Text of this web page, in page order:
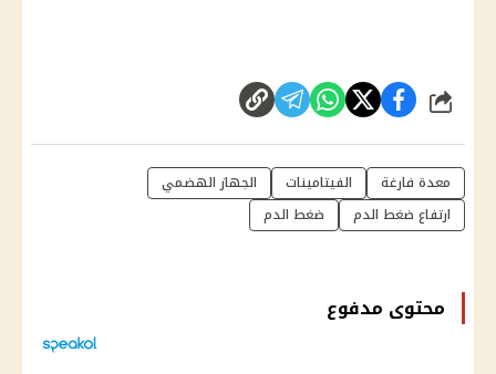
شارك
معدة فارغة الفيتامينات
الجهاز الهضمي
ارتفاع ضغط الدم
ضغط الدم
محتوى مدفوع